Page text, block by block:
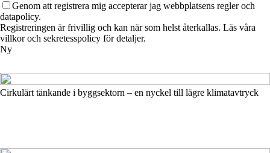
Genom att registrera mig accepterar jag webbplatsens regler och
datapolicy.
Registreringen är frivillig och kan när som helst återkallas. Läs våra
villkor och sekretesspolicy för detaljer.
Ny
Cirkulärt tänkande i byggsektorn – en nyckel till lägre klimatavtryck